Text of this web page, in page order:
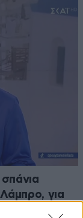
για